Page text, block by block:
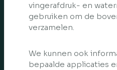
vingerafdruk- en
gebruiken om de
verzamelen.
We kunnen ook
bepaalde applicaties